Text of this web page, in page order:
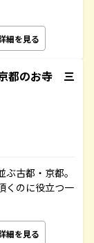
細を見る
都のお寺 三
古都・京都。
くのに役立つ一
細を見る